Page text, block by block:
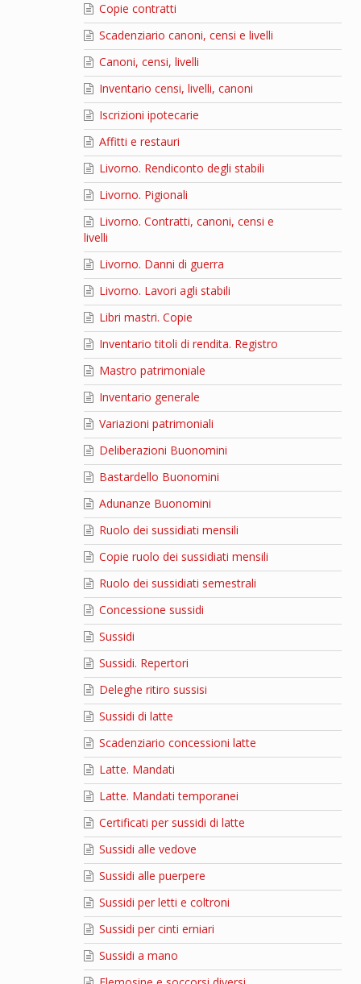
Copie contratti
Scadenziario canoni, censi e livelli
Canoni, censi, livelli
Inventario censi, livelli, canoni
Iscrizioni ipotecarie
Affitti e restauri
Livorno. Rendiconto degli stabili
Livorno. Pigionali
Livorno. Contratti, canoni, censi e
livelli
Livorno. Danni di guerra
Livorno. Lavori agli stabili
Libri mastri. Copie
Inventario titoli di rendita. Registro
Mastro patrimoniale
Inventario generale
Variazioni patrimoniali
Deliberazioni Buonomini
Bastardello Buonomini
Adunanze Buonomini
Ruolo dei sussidiati mensili
Copie ruolo dei sussidiati mensili
Ruolo dei sussidiati semestrali
Concessione sussidi
Sussidi
Sussidi. Repertori
Deleghe ritiro sussisi
Sussidi di latte
Scadenziario concessioni latte
Latte. Mandati
Latte. Mandati temporanei
Certificati per sussidi di latte
Sussidi alle vedove
Sussidi alle puerpere
Sussidi per letti e coltroni
Sussidi per cinti erniari
Sussidi a mano